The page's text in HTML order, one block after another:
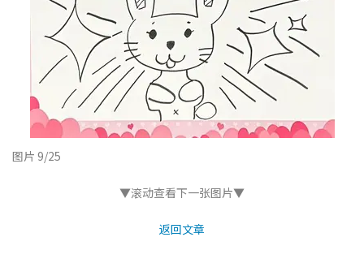
图片 9/25
▼滚动查看下一张图片▼
返回文章